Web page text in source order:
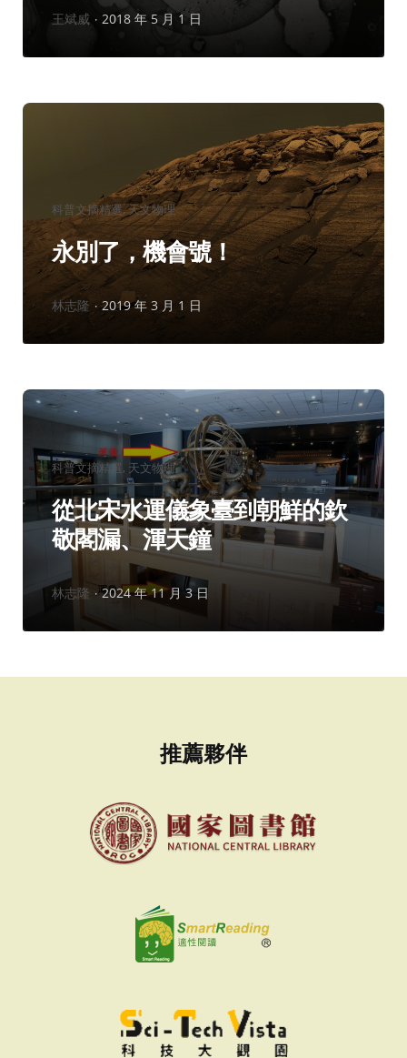
作
王斌威 2018 年 5 月 1 日
分
類：
科普文摘精選 天文物理
永別了，機會號！
作
林志隆 2019 年 3 月 1 日
分
類：
科普文摘精選 天文物理
從北宋水運儀象臺到朝鮮的欽
敬閣漏、渾天鐘
作
林志隆 2024 年 11 月 3 日
推薦夥伴